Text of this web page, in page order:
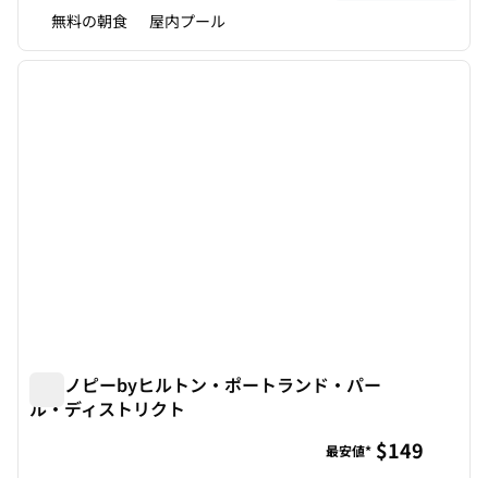
無料の朝食 屋内プール
1/12
1/12
前の画像 次の
キャノピーbyヒルトン・ポートランド・パー
ル・ディストリクト
最安値* $149